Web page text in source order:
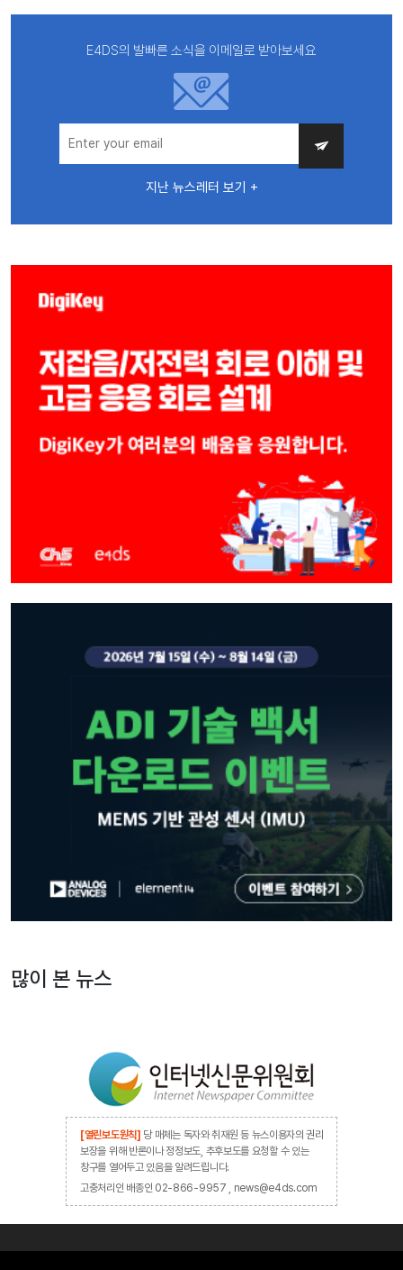
E4DS의 발빠른 소식을 이메일로 받아보세요
지난 뉴스레터 보기 +
많이 본 뉴스
[열린보도원칙] 당 매체는 독자와 취재원 등 뉴스이용자의 권리
보장을 위해 반론이나 정정보도, 추후보도를 요청할 수 있는
창구를 열어두고 있음을 알려드립니다.
고충처리인 배종인 02-866-9957 , news@e4ds.com